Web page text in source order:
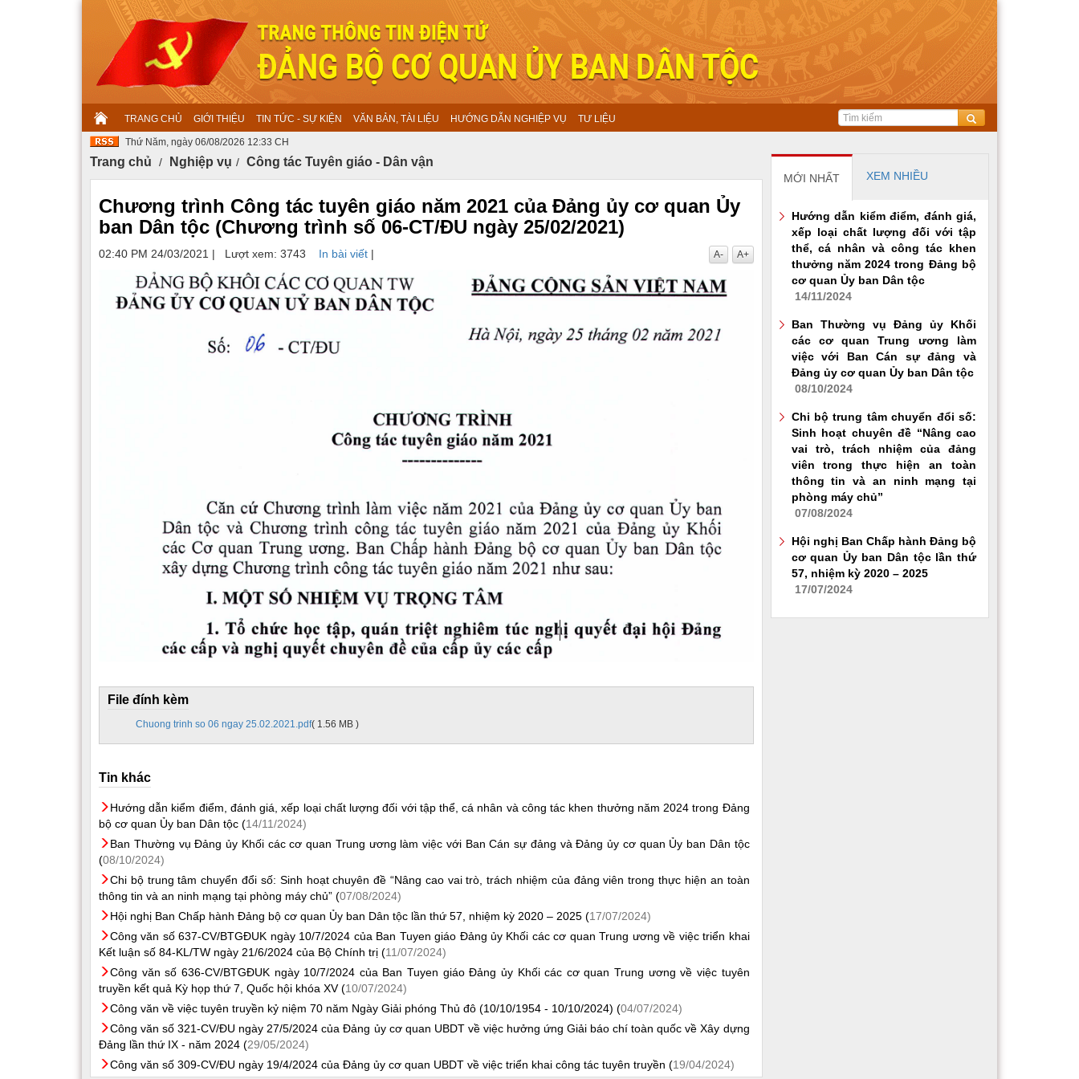
TRANG CHỦ GIỚI THIỆU TIN TỨC - SỰ KIỆN VĂN BẢN, TÀI LIỆU HƯỚNG DẪN NGHIỆP VỤ TƯ LIỆU
Thứ Năm, ngày 06/08/2026 12:33 CH
Trang chủ Nghiệp vụ Công tác Tuyên giáo - Dân vận
Chương trình Công tác tuyên giáo năm 2021 của Đảng ủy cơ quan Ủy
ban Dân tộc (Chương trình số 06-CT/ĐU ngày 25/02/2021)
02:40 PM 24/03/2021 | Lượt xem: 3743 In bài viết | A+
A-
File đính kèm
Chuong trinh so 06 ngay 25.02.2021.pdf( 1.56 MB )
Tin khác
Hướng dẫn kiểm điểm, đánh giá, xếp loại chất lượng đối với tập thể, cá nhân và công tác khen thưởng năm 2024 trong Đảng
bộ cơ quan Ủy ban Dân tộc (14/11/2024)
Ban Thường vụ Đảng ủy Khối các cơ quan Trung ương làm việc với Ban Cán sự đảng và Đảng ủy cơ quan Ủy ban Dân tộc
(08/10/2024)
Chi bộ trung tâm chuyển đổi số: Sinh hoạt chuyên đề “Nâng cao vai trò, trách nhiệm của đảng viên trong thực hiện an toàn
thông tin và an ninh mạng tại phòng máy chủ” (07/08/2024)
Hội nghị Ban Chấp hành Đảng bộ cơ quan Ủy ban Dân tộc lần thứ 57, nhiệm kỳ 2020 – 2025 (17/07/2024)
Công văn số 637-CV/BTGĐUK ngày 10/7/2024 của Ban Tuyen giáo Đảng ủy Khối các cơ quan Trung ương về việc triển khai
Kết luận số 84-KL/TW ngày 21/6/2024 của Bộ Chính trị (11/07/2024)
Công văn số 636-CV/BTGĐUK ngày 10/7/2024 của Ban Tuyen giáo Đảng ủy Khối các cơ quan Trung ương về việc tuyên
truyền kết quả Kỳ họp thứ 7, Quốc hội khóa XV (10/07/2024)
Công văn về việc tuyên truyền kỷ niệm 70 năm Ngày Giải phóng Thủ đô (10/10/1954 - 10/10/2024) (04/07/2024)
Công văn số 321-CV/ĐU ngày 27/5/2024 của Đảng ủy cơ quan UBDT về việc hưởng ứng Giải báo chí toàn quốc về Xây dựng
Đảng lần thứ IX - năm 2024 (29/05/2024)
Công văn số 309-CV/ĐU ngày 19/4/2024 của Đảng ủy cơ quan UBDT về việc triển khai công tác tuyên truyền (19/04/2024)
MỚI NHẤT XEM NHIỀU
Hướng dẫn kiểm điểm, đánh giá,
xếp loại chất lượng đối với tập
thể, cá nhân và công tác khen
thưởng năm 2024 trong Đảng bộ
cơ quan Ủy ban Dân tộc
14/11/2024
Ban Thường vụ Đảng ủy Khối
các cơ quan Trung ương làm
việc với Ban Cán sự đảng và
Đảng ủy cơ quan Ủy ban Dân tộc
08/10/2024
Chi bộ trung tâm chuyển đổi số:
Sinh hoạt chuyên đề “Nâng cao
vai trò, trách nhiệm của đảng
viên trong thực hiện an toàn
thông tin và an ninh mạng tại
phòng máy chủ”
07/08/2024
Hội nghị Ban Chấp hành Đảng bộ
cơ quan Ủy ban Dân tộc lần thứ
57, nhiệm kỳ 2020 – 2025
17/07/2024